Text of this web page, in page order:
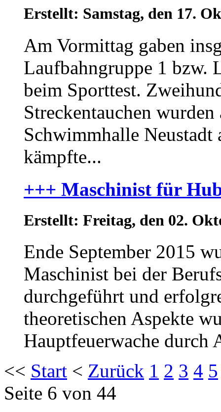
Erstellt: Samstag, den 17.
Am Vormittag gaben
Laufbahngruppe 1 bzw.
beim Sporttest.
Streckentauchen
Schwimmhalle
kämpfte...
+++ Maschinist für
Erstellt: Freitag, den 02.
Ende September 2015
Maschinist bei der
durchgeführt und
theoretischen Aspekte
Hauptfeuerwache durch
<< Start < Zurück 1 2 3 4 5
Seite 6 von 44